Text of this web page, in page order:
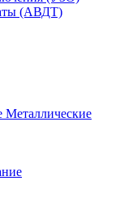
(АВДТ)
Металлические